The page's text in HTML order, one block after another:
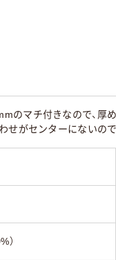
なし
のマチ付きなので、厚
がセンターにないので
）